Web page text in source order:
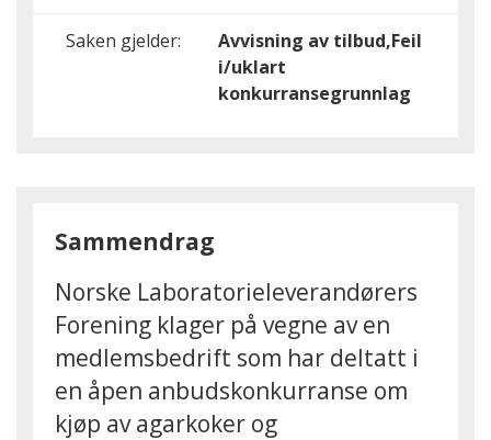
Saken gjelder:
Avvisning av tilbud,Feil
i/uklart
konkurransegrunnlag
Sammendrag
Norske Laboratorieleverandørers
Forening klager på vegne av en
medlemsbedrift som har deltatt i
en åpen anbudskonkurranse om
kjøp av agarkoker og